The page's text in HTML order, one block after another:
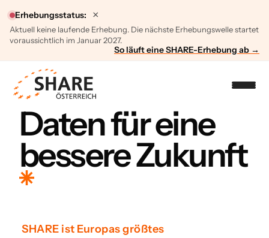
Erhebungsstatus:
Aktuell keine laufende Erhebung. Die nächste Erhebungswelle startet
voraussichtlich im Januar 2027.
So läuft eine SHARE-Erhebung ab →
×
Daten für eine
bessere Zukunft
SHARE ist Europas größtes